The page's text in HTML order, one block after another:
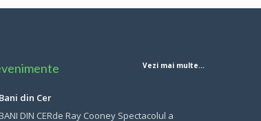
Vezi mai multe...
Bani din Cer
DIN CERde Ray Cooney Spectacolul a